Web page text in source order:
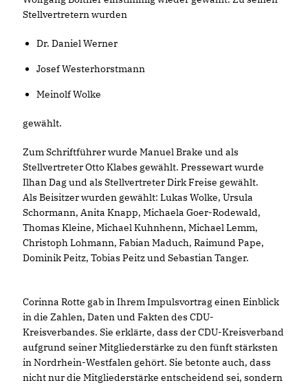
Stellvertretern wurden
Dr. Daniel Werner
Josef Westerhorstmann
Meinolf Wolke
gewählt.
Zum Schriftführer wurde Manuel Brake und als
Stellvertreter Otto Klabes gewählt. Pressewart wurde
Ilhan Dag und als Stellvertreter Dirk Freise gewählt.
Als Beisitzer wurden gewählt: Lukas Wolke, Ursula
Schormann, Anita Knapp, Michaela Goer-Rodewald,
Thomas Kleine, Michael Kuhnhenn, Michael Lemm,
Christoph Lohmann, Fabian Maduch, Raimund Pape,
Dominik Peitz, Tobias Peitz und Sebastian Tanger.
Corinna Rotte gab in Ihrem Impulsvortrag einen Einblick
in die Zahlen, Daten und Fakten des CDU-
Kreisverbandes. Sie erklärte, dass der CDU-Kreisverband
aufgrund seiner Mitgliederstärke zu den fünft stärksten
in Nordrhein-Westfalen gehört. Sie betonte auch, dass
nicht nur die Mitgliederstärke entscheidend sei, sondern